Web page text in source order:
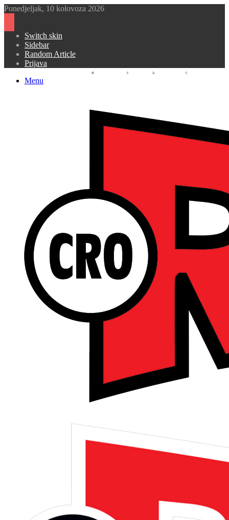
Ponedjeljak, 10 kolovoza 2026
Switch skin
Sidebar
Random Article
Prijava
YouTube
Twitter
Facebook
Menu